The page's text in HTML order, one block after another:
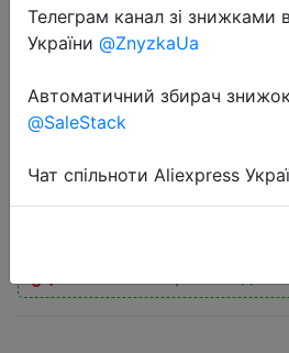
2022-11-17
[Москва, МО]
EAGLE OC 8 ГБ
18887
Телеграм канал зі знижками
України @ZnyzkaUa
Автоматичний збирач
@SaleStack
Чат спільноти Aliexpress